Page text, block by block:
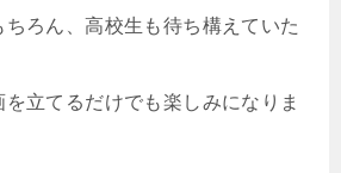
ろん、高校生も待ち構えていた
立てるだけでも楽しみになりま